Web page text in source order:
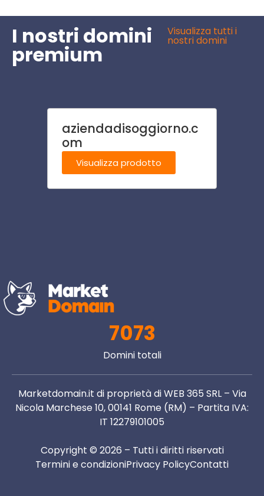
I nostri domini
premium
Visualizza tutti i
nostri domini
aziendadisoggiorno.c
om
Visualizza prodotto
7073
Domini totali
Marketdomain.it di proprietà di WEB 365 SRL – Via
Nicola Marchese 10, 00141 Rome (RM) – Partita IVA:
IT 12279101005
Copyright © 2026 – Tutti i diritti riservati
Termini e condizioniPrivacy PolicyContatti